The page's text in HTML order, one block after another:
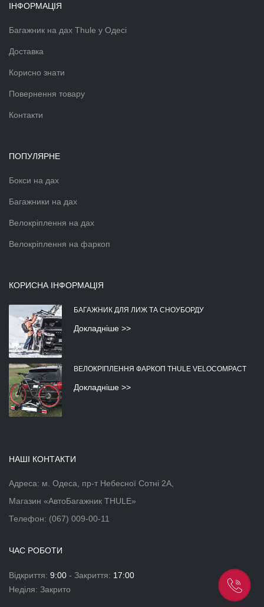
ІНФОРМАЦІЯ
Багажник на дах Thule у Одесі
Доставка
Корисно знати
Повернення товару
Контакти
ПОПУЛЯРНЕ
Бокси на дах
Багажники на дах
Велокріплення на дах
Велокріплення на фаркоп
КОРИСНА ІНФОРМАЦІЯ
БАГАЖНИК ДЛЯ ЛИЖ ТА СНОУБОРДУ
Докладніше >>
ВЕЛОКРІПЛЕННЯ ФАРКОП THULE VELOCOMPACT
Докладніше >>
НАШІ КОНТАКТИ
Адреса: м. Одеса, пр-т Небесної Сотні 2А,
Магазин «АвтоБагажник THULE»
Телефон: (067) 009-00-11
ЧАС РОБОТИ
Відкриття: 9:00 - Закриття: 17:00
Неділя: Закрито